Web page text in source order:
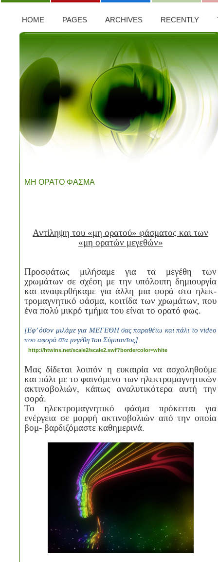
HOME PAGES ARCHIVES RECENTLY
ΜΗ ΟΡΑΤΟ ΦΑΣΜΑ
Αντίληψη του «μη ορατού» φάσματος και των
«μη ορατών μεγεθών»
Προσφάτως μιλήσαμε για τα μεγέθη των
χρωμάτων σε σχέση με την υπόλοιπη δημιουργία
και αναφερθήκαμε για άλλη μια φορά στο ηλεκ-
τρομαγνητικό φάσμα, κοιτίδα των χρωμάτων, που
ένα πολύ μικρό τμήμα του είναι το ορατό φως.
[Εφ’ όσον μιλάμε για ΜΕΓΕΘΗ σας παραθέτω και πάλι το video
που αφορά στα μεγέθη του Σύμπαντος]
http://htwins.net/scale2/scale2.swf?bordercolor=white
Μας δίδεται λοιπόν η ευκαιρία να ασχοληθούμε
και πάλι με το φαινόμενο των ηλεκτρομαγνητικών
ακτινοβολιών, κάπως αναλυτικότερα αυτή την
φορά.
Το ηλεκτρομαγνητικό φάσμα πρόκειται για
ενέργεια σε μορφή ακτινοβολιών από την οποία
βομ- βαρδιζόμαστε καθημερινά.